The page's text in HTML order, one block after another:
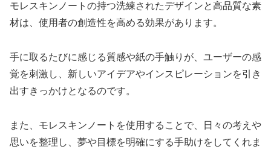
モレスキンノートの持つ洗練されたデザインと高品質な素
材は、使用者の創造性を高める効果があります。
手に取るたびに感じる質感や紙の手触りが、ユーザーの感
覚を刺激し、新しいアイデアやインスピレーションを引き
出すきっかけとなるのです。
また、モレスキンノートを使用することで、日々の考えや
思いを整理し、夢や目標を明確にする手助けをしてくれま